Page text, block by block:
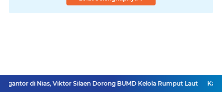
Viktor Silaen Dorong BUMD Kelola Rumput Laut Kasatresnarkoba